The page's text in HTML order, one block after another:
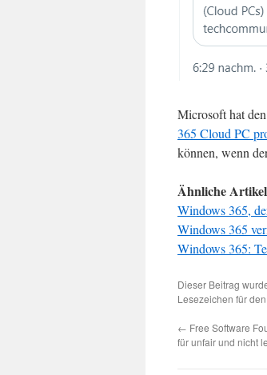
Microsoft hat
365 Cloud PC
können, wenn
Ähnliche
Windows 365,
Windows 365
Windows 365:
Dieser Beitrag
Lesezeichen für den
← Free Software
für unfair und nicht